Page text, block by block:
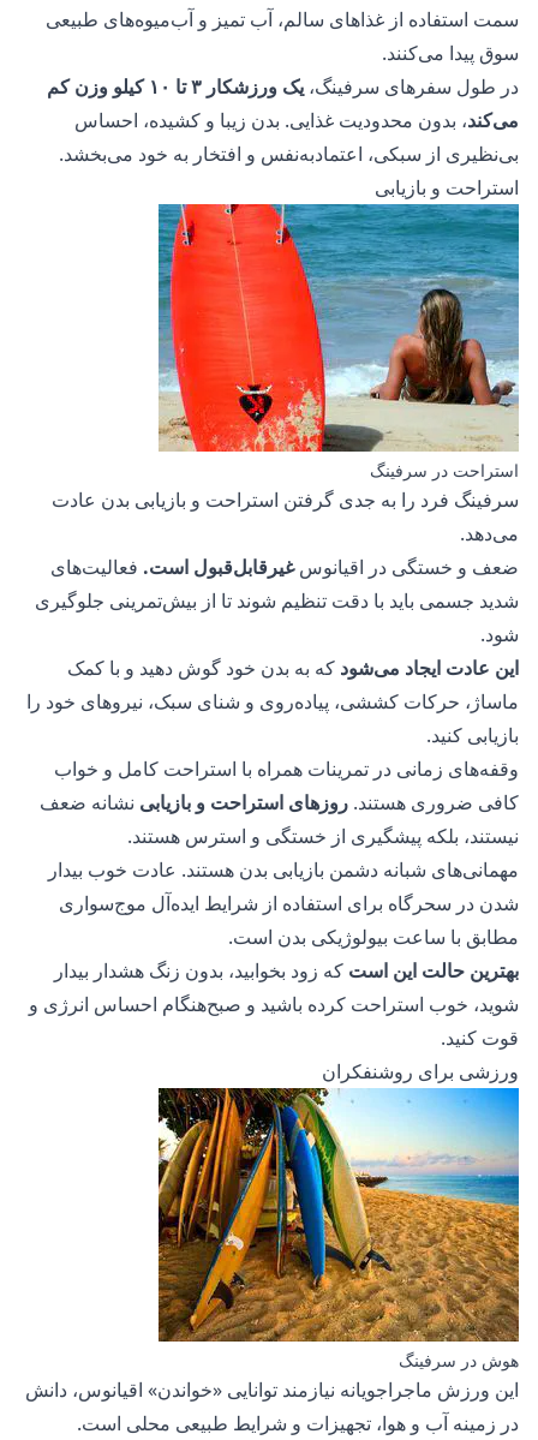
سمت استفاده از غذاهای سالم، آب تمیز و آب‌میوه‌های طبیعی
سوق پیدا می‌کنند.
در طول سفرهای سرفینگ،
یک ورزشکار ۳ تا ۱۰ کیلو وزن کم
می‌کند، بدون محدودیت غذایی. بدن زیبا و کشیده، احساس
بی‌نظیری از سبکی، اعتمادبه‌نفس و افتخار به خود می‌بخشد.
استراحت و بازیابی
استراحت در سرفینگ
سرفینگ فرد را به جدی گرفتن استراحت و بازیابی بدن عادت
می‌دهد.
ضعف و خستگی در اقیانوسغیرقابل‌قبول است. فعالیت‌های
شدید جسمی باید با دقت تنظیم شوند تا از بیش‌تمرینی جلوگیری
شود.
این عادت ایجاد می‌شود که به بدن خود گوش دهید و با کمک
ماساژ، حرکات کششی، پیاده‌روی و شنای سبک، نیروهای خود را
بازیابی کنید.
وقفه‌های زمانی در تمرینات همراه با استراحت کامل و خواب
کافی ضروری هستند. روزهای استراحت و بازیابی نشانه ضعف
نیستند، بلکه پیشگیری از خستگی و استرس هستند.
مهمانی‌های شبانه دشمن بازیابی بدن هستند. عادت خوب بیدار
شدن در سحرگاه برای استفاده از شرایط ایده‌آل موج‌سواری
مطابق با ساعت بیولوژیکی بدن است.
بهترین حالت این است که زود بخوابید، بدون زنگ هشدار بیدار
شوید، خوب استراحت کرده باشید و صبح‌هنگام احساس انرژی و
قوت کنید.
ورزشی برای روشنفکران
هوش در سرفینگ
این ورزش ماجراجویانه نیازمند توانایی «خواندن» اقیانوس، دانش
در زمینه آب و هوا، تجهیزات و شرایط طبیعی محلی است.